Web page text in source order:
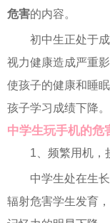
危害的内容。
初中生正处于
视力健康造成严重
使孩子的健康和睡
孩子学习成绩下降。
中学生玩手机的危
1、频繁用机，
中学生处在生
辐射危害学生发育